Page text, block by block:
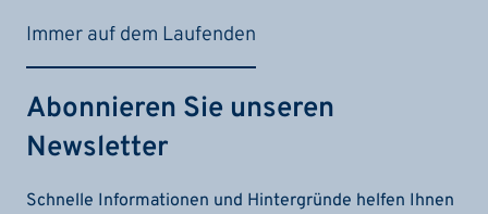
Immer auf dem Laufenden
Abonnieren Sie unseren
Newsletter
Schnelle Informationen und Hintergründe helfen Ihnen